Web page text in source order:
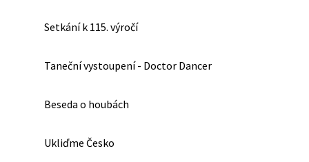
Setkání k 115. výročí
Taneční vystoupení - Doctor Dancer
Beseda o houbách
Ukliďme Česko